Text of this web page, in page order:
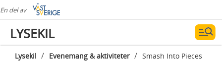
En del av
LYSEKIL
Lysekil / Evenemang & aktiviteter / Smash Into Pieces